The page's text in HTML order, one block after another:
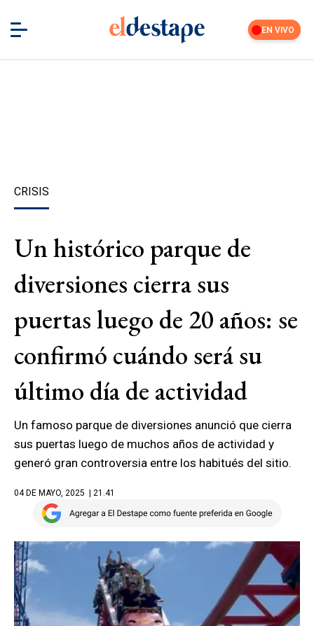
EN VIVO
CRISIS
Un histórico parque de
diversiones cierra sus
puertas luego de 20 años: se
confirmó cuándo será su
último día de actividad
Un famoso parque de diversiones anunció que cierra
sus puertas luego de muchos años de actividad y
generó gran controversia entre los habitués del sitio.
04 DE MAYO, 2025 | 21.41